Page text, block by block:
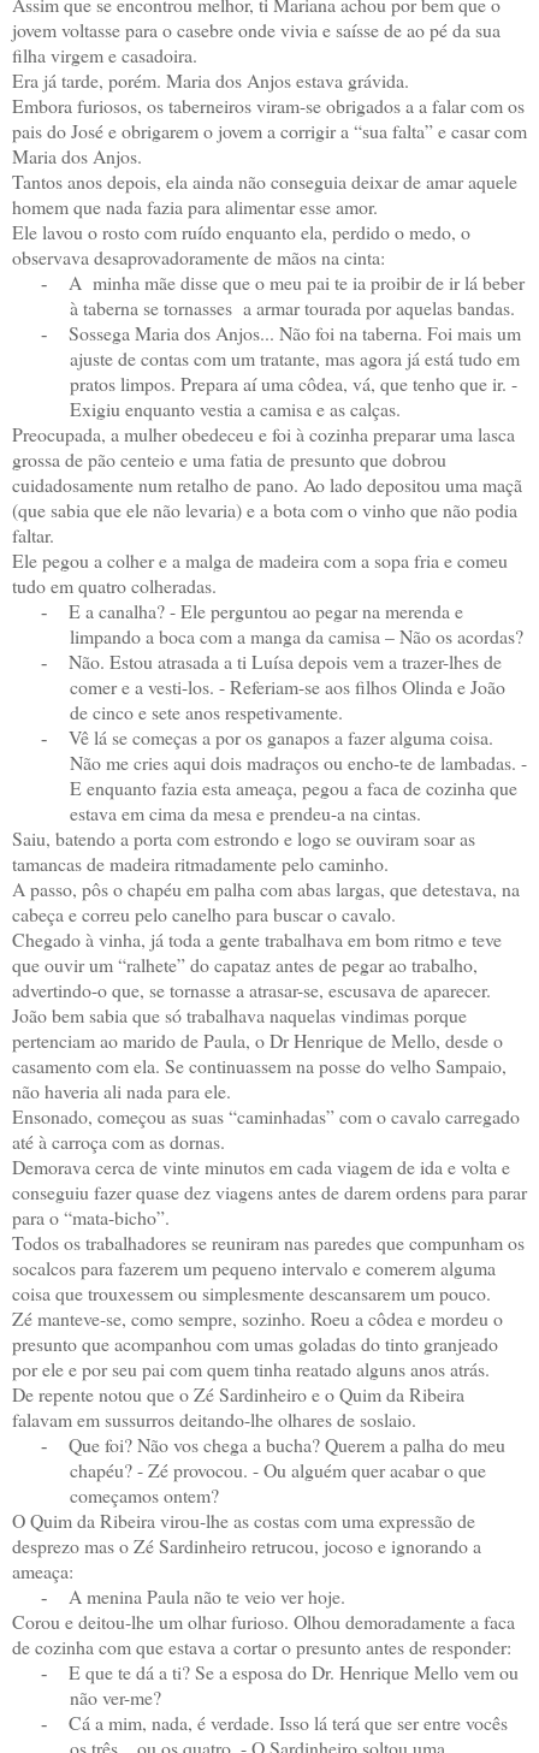
jovem voltasse para o casebre onde vivia e saísse de ao pé da sua
filha virgem e casadoira.
Era já tarde, porém. Maria dos Anjos estava grávida.
Embora furiosos, os taberneiros viram-se obrigados a a falar com os
pais do José e obrigarem o jovem a corrigir a “sua falta” e casar com
Maria dos Anjos.
Tantos anos depois, ela ainda não conseguia deixar de amar aquele
homem que nada fazia para alimentar esse amor.
Ele lavou o rosto com ruído enquanto ela, perdido o medo, o
observava desaprovadoramente de mãos na cinta:
- A minha mãe disse que o meu pai te ia proibir de ir lá beber
à taberna se tornasses a armar tourada por aquelas bandas.
-
Sossega Maria dos Anjos... Não foi na taberna. Foi mais um
ajuste de contas com um tratante, mas agora já está tudo em
pratos limpos. Prepara aí uma côdea, vá, que tenho que ir. -
Exigiu enquanto vestia a camisa e as calças.
Preocupada, a mulher obedeceu e foi à cozinha preparar uma lasca
grossa de pão centeio e uma fatia de presunto que dobrou
cuidadosamente num retalho de pano. Ao lado depositou uma maçã
(que sabia que ele não levaria) e a bota com o vinho que não podia
faltar.
Ele pegou a colher e a malga de madeira com a sopa fria e comeu
tudo em quatro colheradas.
-
E a canalha? - Ele perguntou ao pegar na merenda e
limpando a boca com a manga da camisa – Não os acordas?
-
Não. Estou atrasada a ti Luísa depois vem a trazer-lhes de
comer e a vesti-los. - Referiam-se aos filhos Olinda e João
de cinco e sete anos respetivamente.
-
Vê lá se começas a por os ganapos a fazer alguma coisa.
Não me cries aqui dois madraços ou encho-te de lambadas. -
E enquanto fazia esta ameaça, pegou a faca de cozinha que
estava em cima da mesa e prendeu-a na cintas.
Saiu, batendo a porta com estrondo e logo se ouviram soar as
tamancas de madeira ritmadamente pelo caminho.
A passo, pôs o chapéu em palha com abas largas, que detestava, na
cabeça e correu pelo canelho para buscar o cavalo.
Chegado à vinha, já toda a gente trabalhava em bom ritmo e teve
que ouvir um “ralhete” do capataz antes de pegar ao trabalho,
advertindo-o que, se tornasse a atrasar-se, escusava de aparecer.
João bem sabia que só trabalhava naquelas vindimas porque
pertenciam ao marido de Paula, o Dr Henrique de Mello, desde o
casamento com ela. Se continuassem na posse do velho Sampaio,
não haveria ali nada para ele.
Ensonado, começou as suas “caminhadas” com o cavalo carregado
até à carroça com as dornas.
Demorava cerca de vinte minutos em cada viagem de ida e volta e
conseguiu fazer quase dez viagens antes de darem ordens para parar
para o “mata-bicho”.
Todos os trabalhadores se reuniram nas paredes que compunham os
socalcos para fazerem um pequeno intervalo e comerem alguma
coisa que trouxessem ou simplesmente descansarem um pouco.
Zé manteve-se, como sempre, sozinho. Roeu a côdea e mordeu o
presunto que acompanhou com umas goladas do tinto granjeado
por ele e por seu pai com quem tinha reatado alguns anos atrás.
De repente notou que o Zé Sardinheiro e o Quim da Ribeira
falavam em sussurros deitando-lhe olhares de soslaio.
-
Que foi? Não vos chega a bucha? Querem a palha do meu
chapéu? - Zé provocou. - Ou alguém quer acabar o que
começamos ontem?
O Quim da Ribeira virou-lhe as costas com uma expressão de
desprezo mas o Zé Sardinheiro retrucou, jocoso e ignorando a
ameaça:
-
A menina Paula não te veio ver hoje.
Corou e deitou-lhe um olhar furioso. Olhou demoradamente a faca
de cozinha com que estava a cortar o presunto antes de responder:
-
E que te dá a ti? Se a esposa do Dr. Henrique Mello vem ou
não ver-me?
-
Cá a mim, nada, é verdade. Isso lá terá que ser entre vocês
os três... ou os quatro. - O Sardinheiro soltou uma